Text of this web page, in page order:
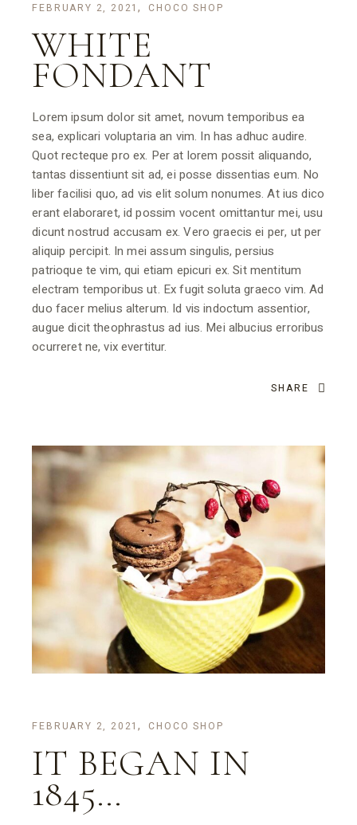
FEBRUARY 2, 2021 CHOCO SHOP
WHITE
FONDANT
Lorem ipsum dolor sit amet, novum temporibus ea
sea, explicari voluptaria an vim. In has adhuc audire.
Quot recteque pro ex. Per at lorem possit aliquando,
tantas dissentiunt sit ad, ei posse dissentias eum. No
liber facilisi quo, ad vis elit solum nonumes. At ius dico
erant elaboraret, id possim vocent omittantur mei, usu
dicunt nostrud accusam ex. Vero graecis ei per, ut per
aliquip percipit. In mei assum singulis, persius
patrioque te vim, qui etiam epicuri ex. Sit mentitum
electram temporibus ut. Ex fugit soluta graeco vim. Ad
duo facer melius alterum. Id vis indoctum assentior,
augue dicit theophrastus ad ius. Mei albucius erroribus
ocurreret ne, vix evertitur.
SHARE
FEBRUARY 2, 2021 CHOCO SHOP
IT BEGAN IN
1845…